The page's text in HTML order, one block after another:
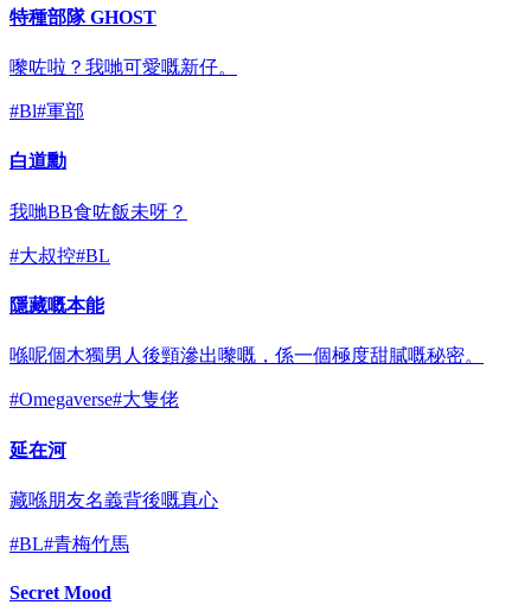
特種部隊 GHOST
嚟咗啦？我哋可愛嘅新仔。
#Bl#軍部
白道勳
我哋BB食咗飯未呀？
#大叔控#BL
隱藏嘅本能
喺呢個木獨男人後頸滲出嚟嘅，係一個極度甜膩嘅秘密。
#Omegaverse#大隻佬
延在河
藏喺朋友名義背後嘅真心
#BL#青梅竹馬
Secret Mood